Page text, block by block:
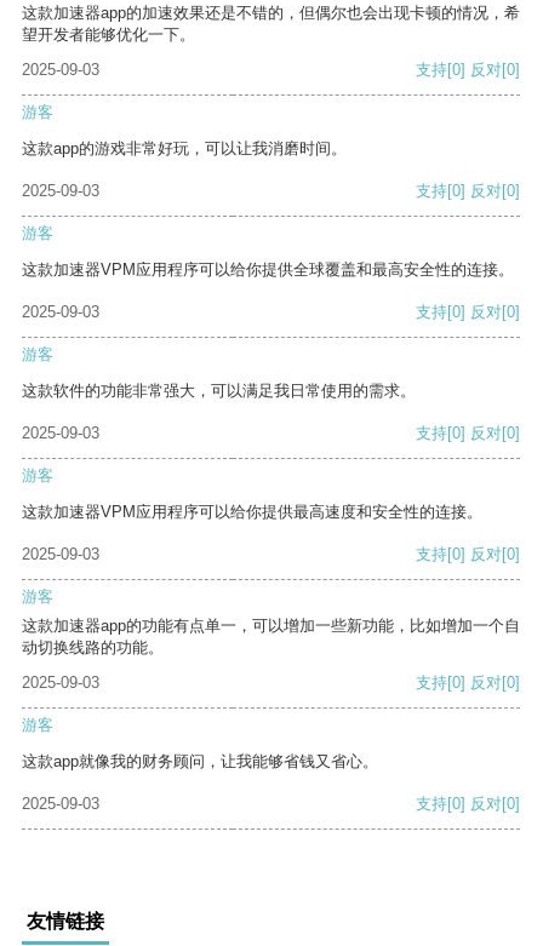
这款加速器app的加速效果还是不错的，但偶尔也会出现卡顿的情况，希
望开发者能够优化一下。
2025-09-03
支持[0] 反对[0]
游客
这款app的游戏非常好玩，可以让我消磨时间。
2025-09-03 支持[0] 反对[0]
游客
这款加速器VPM应用程序可以给你提供全球覆盖和最高安全性的连接。
2025-09-03 支持[0] 反对[0]
游客
这款软件的功能非常强大，可以满足我日常使用的需求。
2025-09-03 支持[0] 反对[0]
游客
这款加速器VPM应用程序可以给你提供最高速度和安全性的连接。
2025-09-03 支持[0] 反对[0]
游客
这款加速器app的功能有点单一，可以增加一些新功能，比如增加一个自
动切换线路的功能。
2025-09-03
支持[0] 反对[0]
游客
这款app就像我的财务顾问，让我能够省钱又省心。
2025-09-03 支持[0] 反对[0]
友情链接